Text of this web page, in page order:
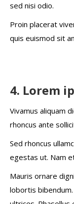
sed nisi odio.
Proin placerat
quis euismod sit
4. Lorem
Vivamus aliquam
rhoncus ante
Sed rhoncus
egestas ut. Nam
Mauris ornare
lobortis